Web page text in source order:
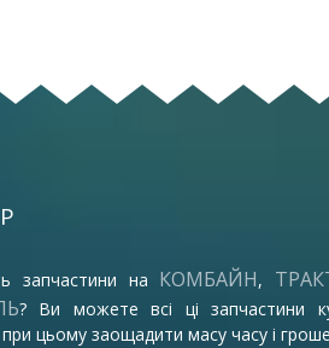
запчастини на КОМБАЙН,
? Ви можете всі ці запчастини
при цьому заощадити масу часу і